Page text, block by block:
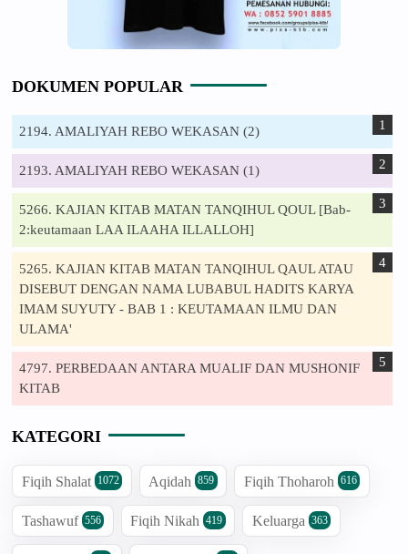
DOKUMEN POPULAR
2194. AMALIYAH REBO WEKASAN (2)
2193. AMALIYAH REBO WEKASAN (1)
5266. KAJIAN KITAB MATAN TANQIHUL QOUL [Bab-
2:keutamaan LAA ILAAHA ILLALLOH]
5265. KAJIAN KITAB MATAN TANQIHUL QAUL ATAU
DISEBUT DENGAN NAMA LUBABUL HADITS KARYA
IMAM SUYUTY - BAB 1 : KEUTAMAAN ILMU DAN
ULAMA'
4797. PERBEDAAN ANTARA MUALIF DAN MUSHONIF
KITAB
KATEGORI
Fiqih Shalat 1072 Aqidah 859 Fiqih Thoharoh 616
Tashawuf 556 Fiqih Nikah 419 Keluarga 363